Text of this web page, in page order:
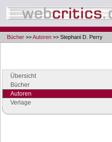
Bücher >>Autoren >> Stephani D. Perry
Übersicht
Bücher
Autoren
Verlage